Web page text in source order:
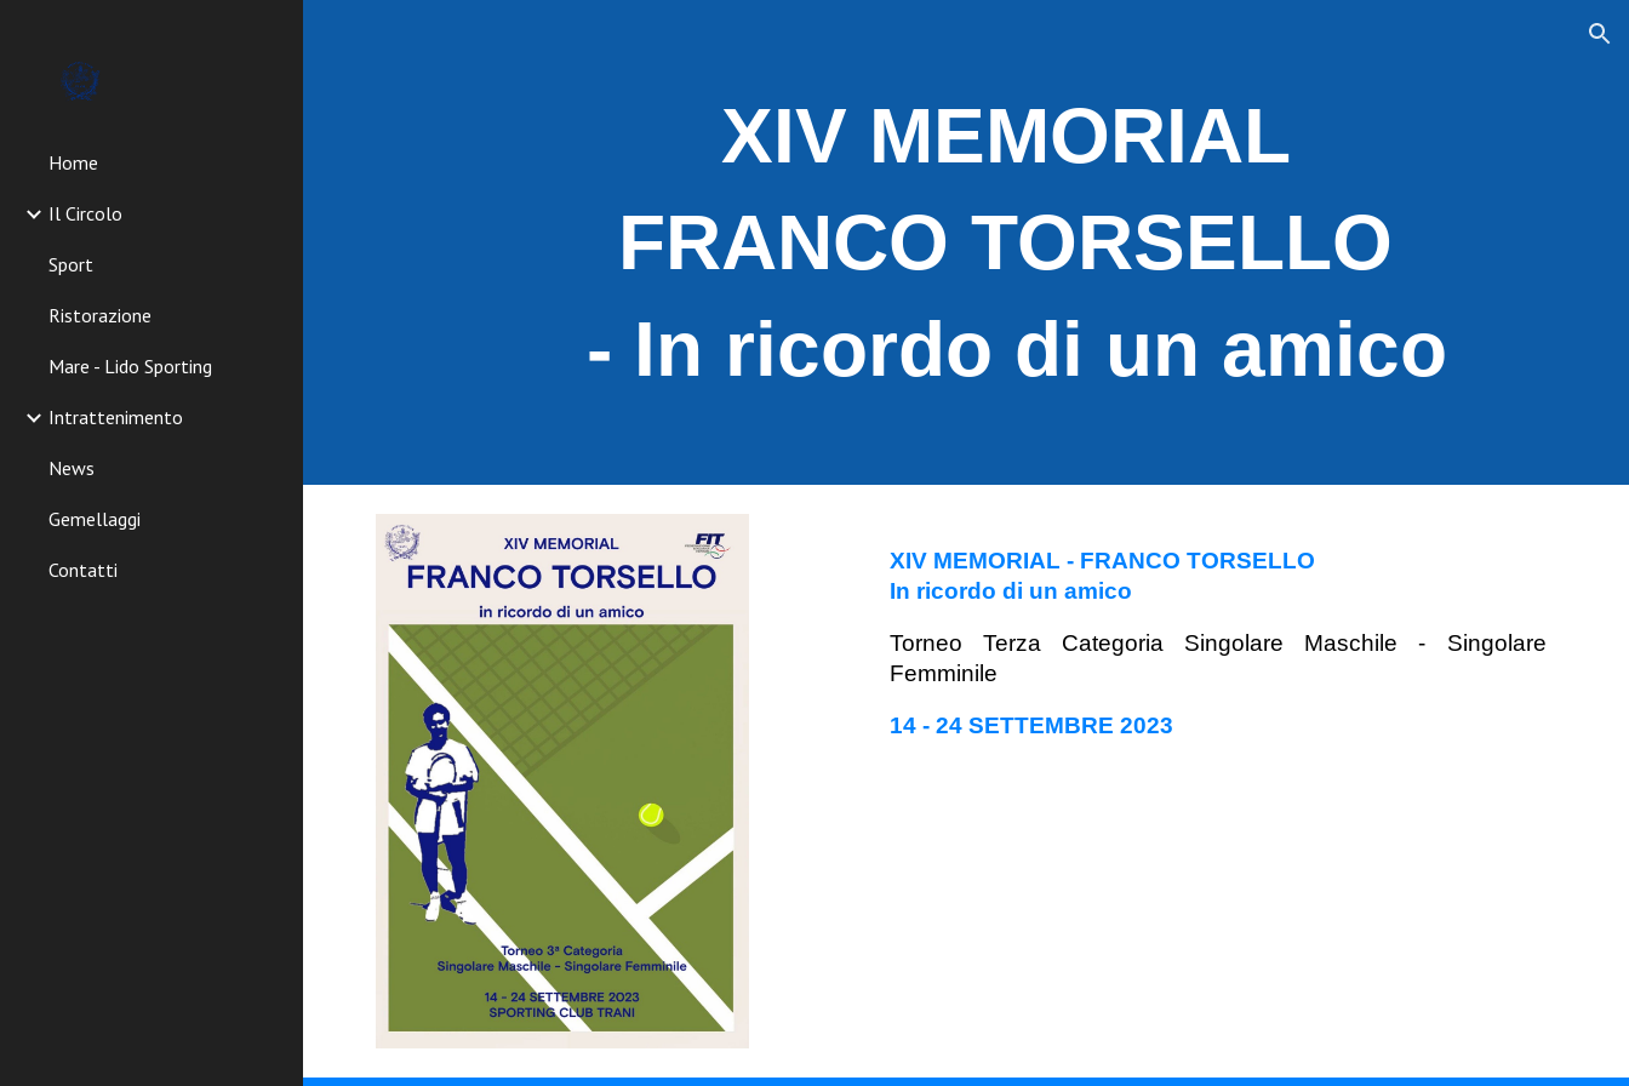
Home
Il Circolo
Sport
Ristorazione
Mare - Lido Sporting
Intrattenimento
News
Gemellaggi
Contatti
XIV MEMORIAL
FRANCO TORSELLO
- In ricordo di un amico
XIV MEMORIAL - FRANCO TORSELLO
In ricordo di un amico
Torneo Terza Categoria Singolare Maschile - Singolare
Femminile
14 - 24 SETTEMBRE 2023